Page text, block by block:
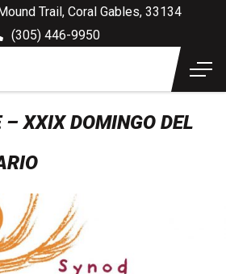
Trail, Coral Gables, 33134
(305) 446-9950
– XXIX DOMINGO DEL